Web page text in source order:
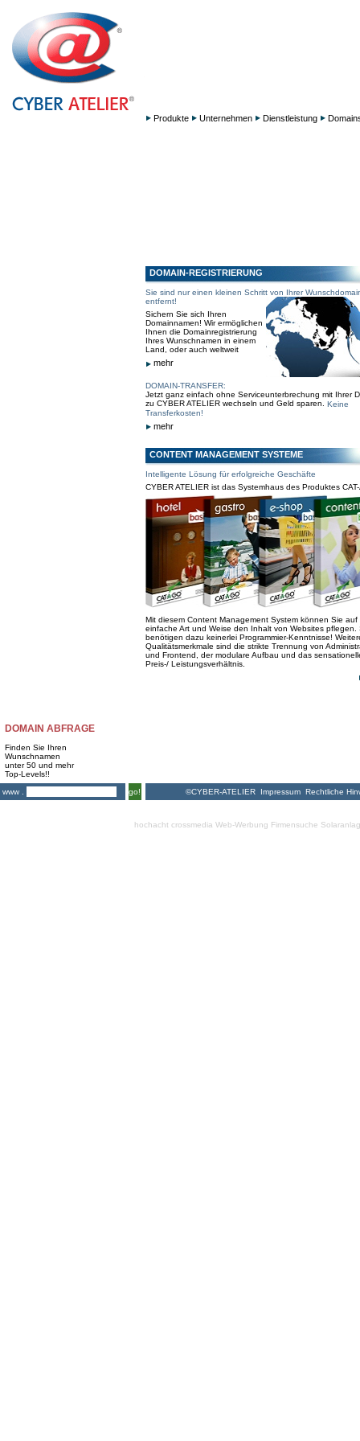
DOMAIN ABFRAGE
Finden Sie Ihren
Wunschnamen
unter 50 und mehr
Top-Levels!!
www .
go!
Produkte Unternehmen Dienstleistung
DOMAIN-REGISTRIERUNG
Sie sind nur einen kleinen Schritt von Ihrer
entfernt!
Sichern Sie sich Ihren
Domainnamen! Wir ermöglichen
Ihnen die Domainregistrierung
Ihres Wunschnamen in einem
Land, oder auch weltweit
mehr
DOMAIN-TRANSFER:
Jetzt ganz einfach ohne Serviceunterbrechung mit Ihrer
zu CYBER ATELIER wechseln und Geld sparen. Keine
Transferkosten!
mehr
CONTENT MANAGEMENT SYSTEME
Intelligente Lösung für erfolgreiche Geschäfte
CYBER ATELIER ist das Systemhaus des Produktes
Mit diesem Content Management System können Sie auf
einfache Art und Weise den Inhalt von Websites pflegen.
benötigen dazu keinerlei Programmier-Kenntnisse!
Qualitätsmerkmale sind die strikte Trennung von
und Frontend, der modulare Aufbau und das
Preis-/ Leistungsverhältnis.
©CYBER-ATELIER Impressum Rechtliche
hochacht crossmedia Web-Werbung Firmensuche